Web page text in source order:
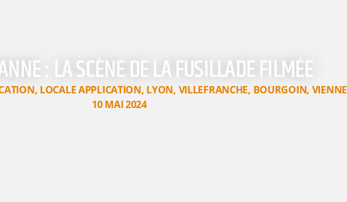
: LA SCÈNE DE LA FUSILLADE FILMÉE
, LOCALE APPLICATION, LYON, VILLEFRANCHE, BOURGOIN, VIENNE
10 MAI 2024